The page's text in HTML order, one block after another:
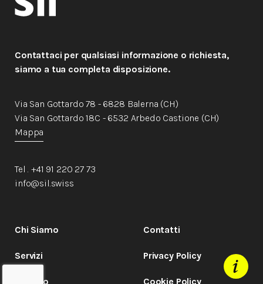
Contattaci per qualsiasi informazione o richiesta,
siamo a tua completa disposizione.
Via San Gottardo 78 - 6828 Balerna (CH)
Via San Gottardo 18C - 6532 Arbedo Castione (CH)
Mappa
Tel . +41 91 220 27 73
info@sil.swiss
Chi Siamo
Servizi
Metodo
Contatti
Privacy Policy
Cookie Policy